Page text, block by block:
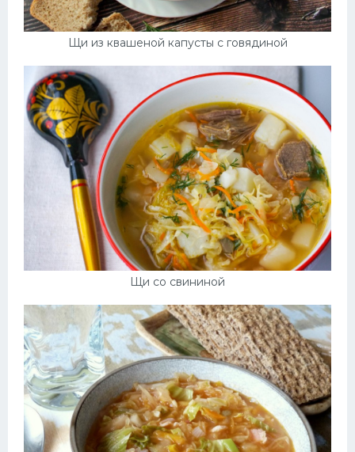
Щи из квашеной капусты с говядиной
Щи со свининой